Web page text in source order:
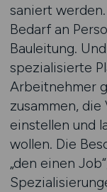
saniert
Bedarf an
Bauleitung.
spezialisierte
Arbeitnehmer
zusammen,
einstellen und
wollen. Die
„den einen